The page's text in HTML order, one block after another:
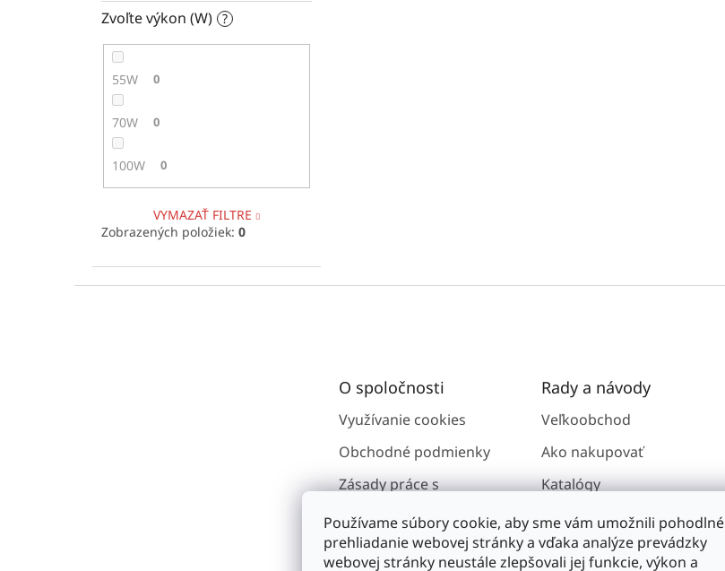
Používame súbory cookie, aby sme vám umožnili pohodlné
prehliadanie webovej stránky a vďaka analýze prevádzky
webovej stránky neustále zlepšovali jej funkcie, výkon a
Zvoľte výkon (W) ?
55W 0
70W 0
100W 0
VYMAZAŤ FILTRE
Zobrazených položiek: 0
O spoločnosti
Využívanie cookies
Obchodné podmienky
Zásady práce s
Kontakty
O spoločnosti
Rady a návody
Veľkoobchod
Ako nakupovať
Katalógy